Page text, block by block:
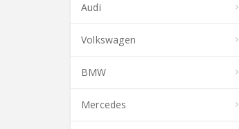
Audi
Volkswagen
BMW
Mercedes